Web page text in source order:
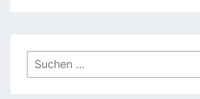
Suchen
nach: